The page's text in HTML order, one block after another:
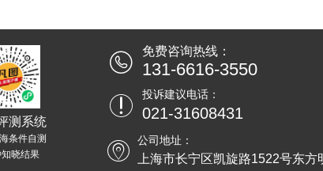
测系统
条件自测
晓结果
免费咨询热线：
131-6616-3550
投诉建议电话：
021-31608431
公司地址：
上海市长宁区凯旋路1522号东